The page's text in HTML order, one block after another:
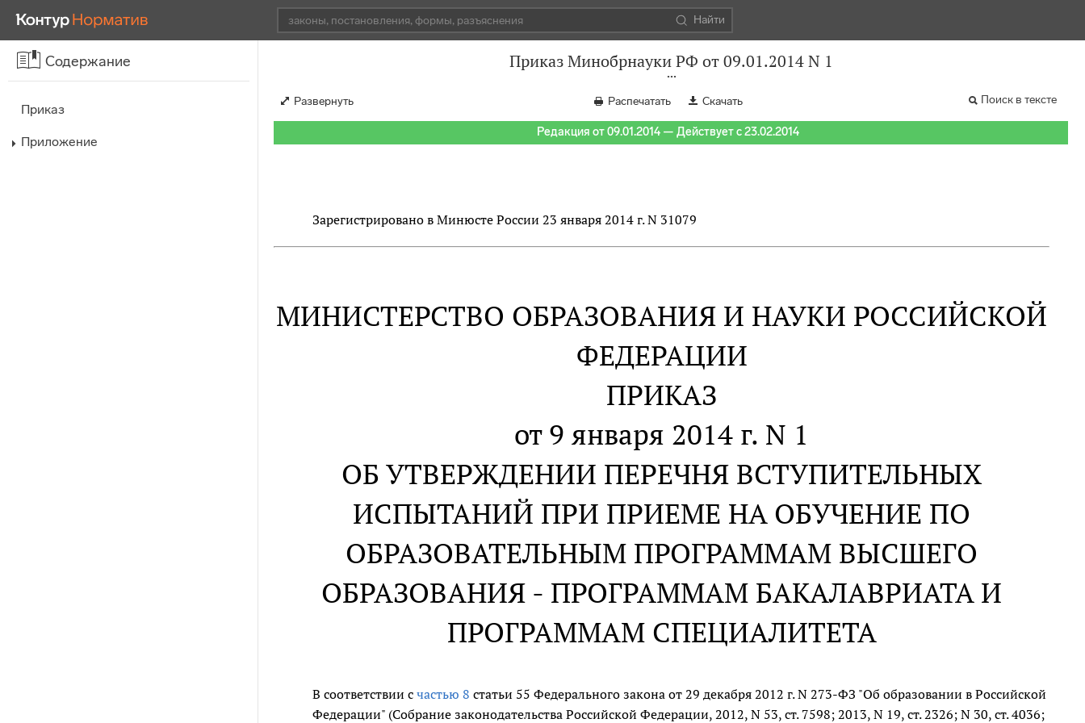
Найти
Содержание
Приказ
Приложение
Приказ Минобрнауки РФ от 09.01.2014 N 1
Развернуть Распечатать Скачать Поиск в тексте
Редакция от 09.01.2014 — Действует с 23.02.2014
Зарегистрировано в Минюсте России 23 января 2014 г. N 31079
МИНИСТЕРСТВО ОБРАЗОВАНИЯ И НАУКИ РОССИЙСКОЙ
ФЕДЕРАЦИИ
ПРИКАЗ
от 9 января 2014 г. N 1
ОБ УТВЕРЖДЕНИИ ПЕРЕЧНЯ ВСТУПИТЕЛЬНЫХ
ИСПЫТАНИЙ ПРИ ПРИЕМЕ НА ОБУЧЕНИЕ ПО
ОБРАЗОВАТЕЛЬНЫМ ПРОГРАММАМ ВЫСШЕГО
ОБРАЗОВАНИЯ - ПРОГРАММАМ БАКАЛАВРИАТА И
ПРОГРАММАМ СПЕЦИАЛИТЕТА
В соответствии счастью 8 статьи 55 Федерального закона от 29 декабря 2012 г. N 273-ФЗ "Об образовании в Российской
Федерации" (Собрание законодательства Российской Федерации, 2012, N 53, ст. 7598; 2013, N 19, ст. 2326; N 30, ст. 4036;